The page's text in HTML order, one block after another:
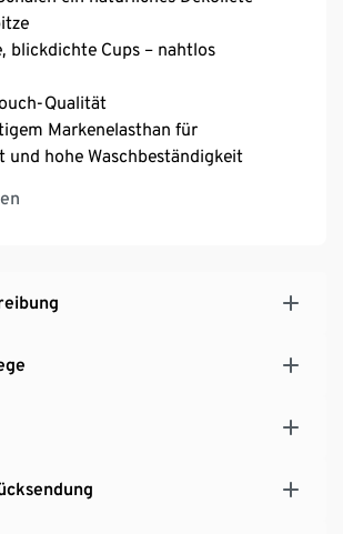
blickdichte Cups – nahtlos
Qualität
Markenelasthan für
und hohe Waschbeständigkeit
Verschlussbreite proportional
angepasst